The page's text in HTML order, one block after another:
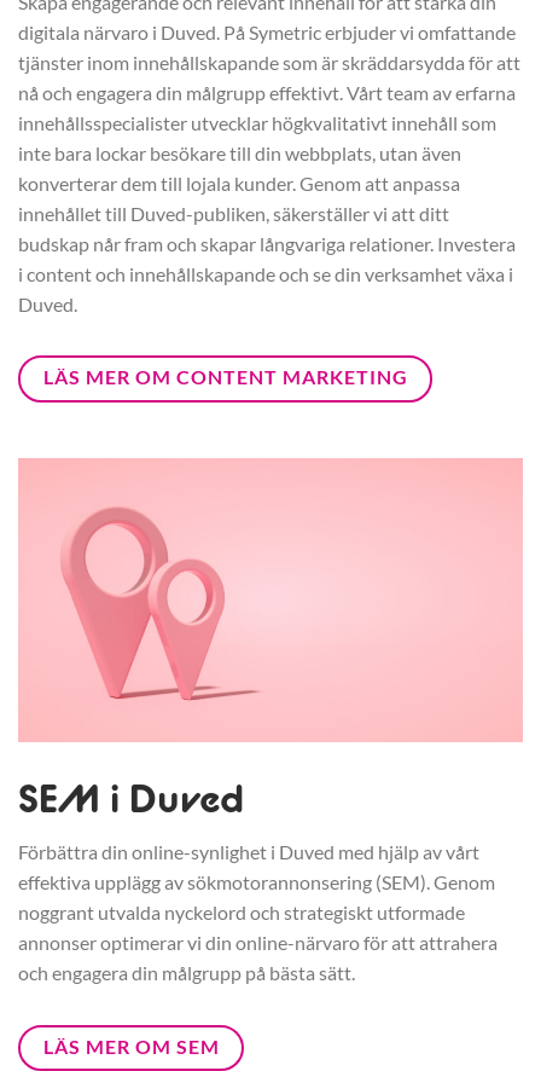
digitala närvaro i Duved. På Symetric erbjuder vi omfattande
tjänster inom innehållskapande som är skräddarsydda för att
nå och engagera din målgrupp effektivt. Vårt team av erfarna
innehållsspecialister utvecklar högkvalitativt innehåll som
inte bara lockar besökare till din webbplats, utan även
konverterar dem till lojala kunder. Genom att anpassa
innehållet till Duved-publiken, säkerställer vi att ditt
budskap når fram och skapar långvariga relationer. Investera
i content och innehållskapande och se din verksamhet växa i
Duved.
LÄS MER OM CONTENT MARKETING
SEM i Duved
Förbättra din online-synlighet i Duved med hjälp av vårt
effektiva upplägg av sökmotorannonsering (SEM). Genom
noggrant utvalda nyckelord och strategiskt utformade
annonser optimerar vi din online-närvaro för att attrahera
och engagera din målgrupp på bästa sätt.
LÄS MER OM SEM